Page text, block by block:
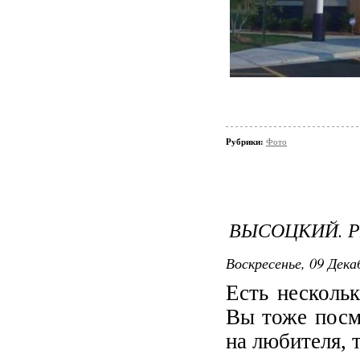
Рубрики: Фото
ВЫСОЦКИЙ.
Воскресенье, 09
Есть
Вы тоже
на любителя,